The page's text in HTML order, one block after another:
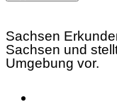
Sachsen
Sachsen und
Umgebung vor.